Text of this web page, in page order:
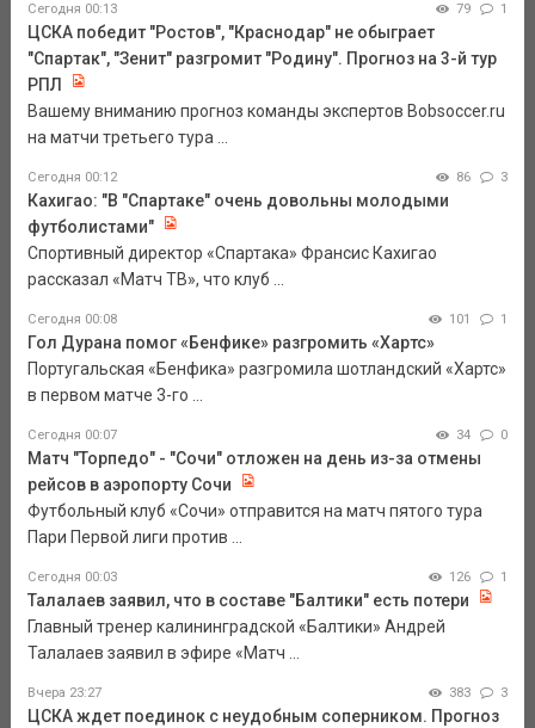
Сегодня 00:13 79 1
ЦСКА победит "Ростов", "Краснодар" не обыграет
"Спартак", "Зенит" разгромит "Родину". Прогноз на 3-й тур
РПЛ
Вашему вниманию прогноз команды экспертов Bobsoccer.ru
на матчи третьего тура ...
Сегодня 00:12 86 3
Кахигао: "В "Спартаке" очень довольны молодыми
футболистами"
Спортивный директор «Спартака» Франсис Кахигао
рассказал «Матч ТВ», что клуб ...
Сегодня 00:08 101 1
Гол Дурана помог «Бенфике» разгромить «Хартс»
Португальская «Бенфика» разгромила шотландский «Хартс»
в первом матче 3-го ...
Сегодня 00:07 34 0
Матч "Торпедо" - "Сочи" отложен на день из-за отмены
рейсов в аэропорту Сочи
Футбольный клуб «Сочи» отправится на матч пятого тура
Пари Первой лиги против ...
Сегодня 00:03 126 1
Талалаев заявил, что в составе "Балтики" есть потери
Главный тренер калининградской «Балтики» Андрей
Талалаев заявил в эфире «Матч ...
Вчера 23:27 383 3
ЦСКА ждет поединок с неудобным соперником. Прогноз